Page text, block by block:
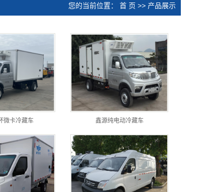
您的当前位置： 首 页 >> 产品展示
微卡冷藏车 鑫源纯电动冷藏车